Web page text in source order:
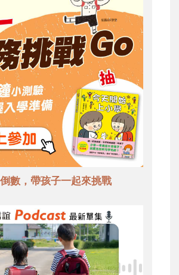
數，帶孩子一起來挑戰